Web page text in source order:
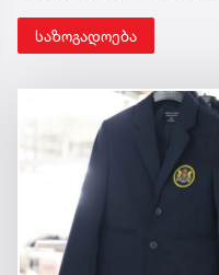
საზოგადოება